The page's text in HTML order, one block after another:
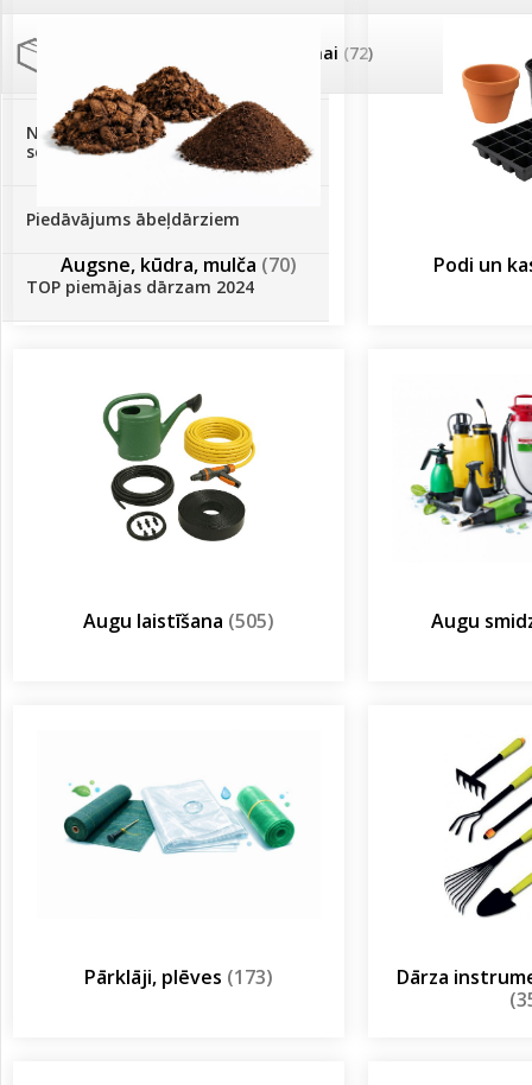
Palīglīdzekļi augu audzēšanai (72)
Klientu Diena
Novatec - izcils mēslošanai arī
sezonas otrajā pusē!
Piedāvājums ābeļdārziem
TOP piemājas dārzam 2024
Augsne, kūdra, mulča (70) Podi un
Augu laistīšana (505) Augu
Pārklāji, plēves (173)
Dārza